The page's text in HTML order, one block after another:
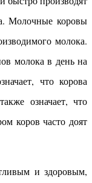
Молочные коровы
молока.
молока в день на
что корова
означает, что
коров часто доят
и здоровым,